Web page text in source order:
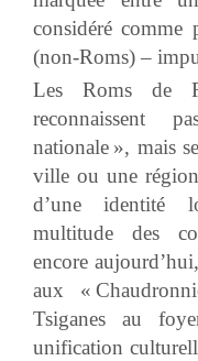
considéré
(non-Roms) –
Les Roms de
reconnaissent
nationale », mais
ville ou une
d’une identité
multitude des
encore
aux «
Tsiganes au
unification